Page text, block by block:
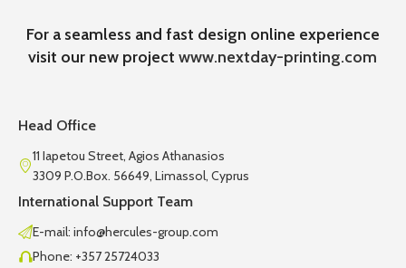
For a seamless and fast design online experience
visit our new projectwww.nextday-printing.com
Head Office
11 Iapetou Street, Agios Athanasios
3309 P.O.Box. 56649, Limassol, Cyprus
International Support Team
E-mail: info@hercules-group.com
Phone: +357 25724033